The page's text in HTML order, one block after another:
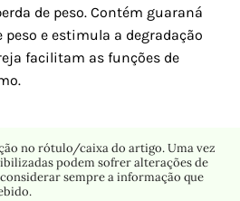
de peso. Contém guaraná
peso e estimula a degradação
facilitam as funções de
no rótulo/caixa do artigo. Uma vez
podem sofrer alterações de
sempre a informação que